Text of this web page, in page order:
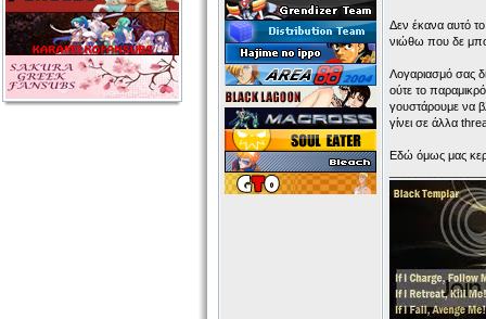
Δεν έκανα αυτό
νιώθω που δε
Λογαριασμό σας
ούτε το
γουστάρουμε να
γίνει σε άλλα
Εδώ όμως μας